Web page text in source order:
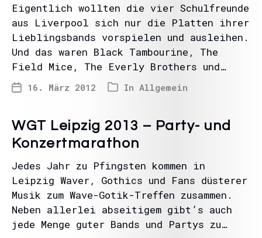
Eigentlich wollten die vier Schulfreunde
aus Liverpool sich nur die Platten ihrer
Lieblingsbands vorspielen und ausleihen.
Und das waren Black Tambourine, The
Field Mice, The Everly Brothers und…
16. März 2012 In Allgemein
WGT Leipzig 2013 – Party- und
Konzertmarathon
Jedes Jahr zu Pfingsten kommen in
Leipzig Waver, Gothics und Fans düsterer
Musik zum Wave-Gotik-Treffen zusammen.
Neben allerlei abseitigem gibt’s auch
jede Menge guter Bands und Partys zu…